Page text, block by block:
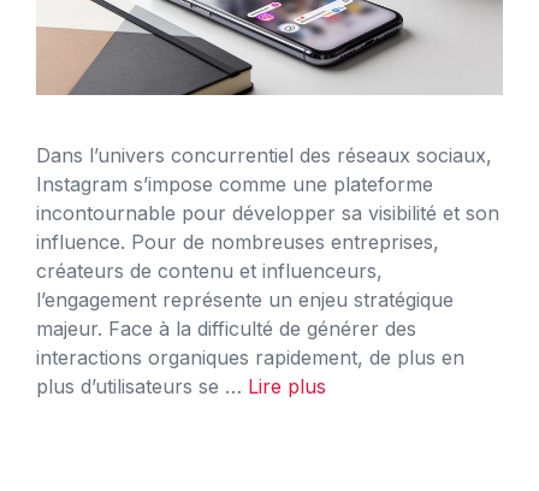
Dans l’univers concurrentiel des réseaux sociaux,
Instagram s’impose comme une plateforme
incontournable pour développer sa visibilité et son
influence. Pour de nombreuses entreprises,
créateurs de contenu et influenceurs,
l’engagement représente un enjeu stratégique
majeur. Face à la difficulté de générer des
interactions organiques rapidement, de plus en
plus d’utilisateurs se … Lire plus